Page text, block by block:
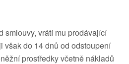
smlouvy, vrátí mu prodávající
však do 14 dnů od odstoupení
prostředky včetně nákladů